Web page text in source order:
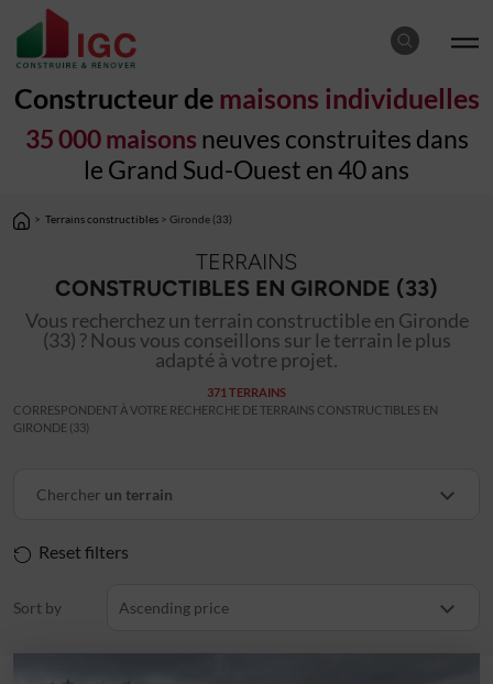
Constructeur de maisons individuelles
35 000 maisons neuves construites dans
le Grand Sud-Ouest en 40 ans
> Terrains constructibles > Gironde (33)
TERRAINS
CONSTRUCTIBLES EN GIRONDE (33)
Vous recherchez un terrain constructible en Gironde
(33) ? Nous vous conseillons sur le terrain le plus
adapté à votre projet.
371 TERRAINS
CORRESPONDENT À VOTRE RECHERCHE DE TERRAINS CONSTRUCTIBLES EN
GIRONDE (33)
Chercher un terrain
Reset filters
Sort by Ascending price